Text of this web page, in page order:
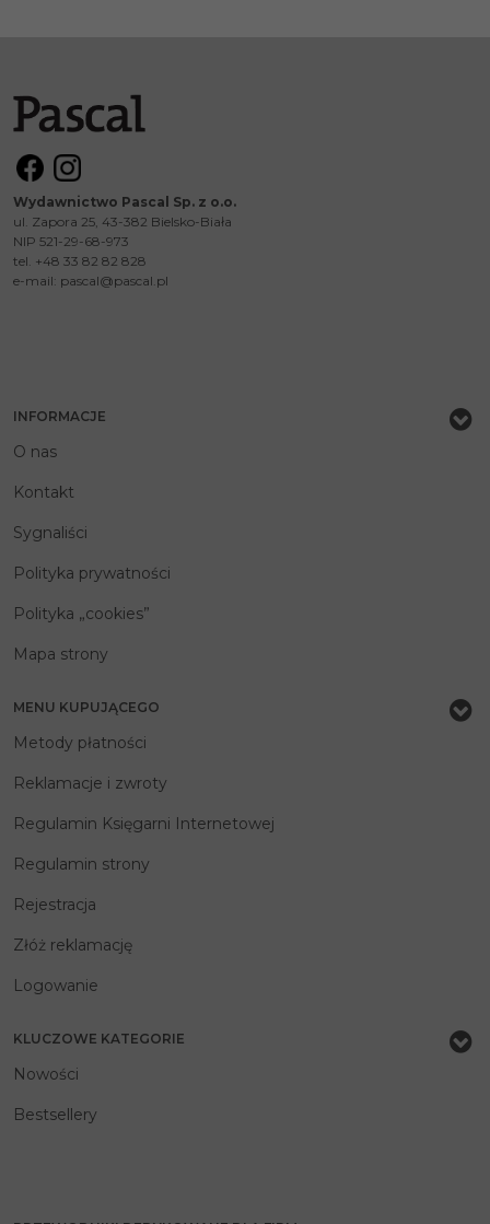
Wydawnictwo Pascal Sp. z o.o.
ul. Zapora 25, 43-382 Bielsko-Biała
NIP 521-29-68-973
tel. +48 33 82 82 828
e-mail: pascal@pascal.pl
INFORMACJE
O nas
Kontakt
Sygnaliści
Polityka prywatności
Polityka „cookies”
Mapa strony
MENU KUPUJĄCEGO
Metody płatności
Reklamacje i zwroty
Regulamin Księgarni Internetowej
Regulamin strony
Rejestracja
Złóż reklamację
Logowanie
KLUCZOWE KATEGORIE
Nowości
Bestsellery